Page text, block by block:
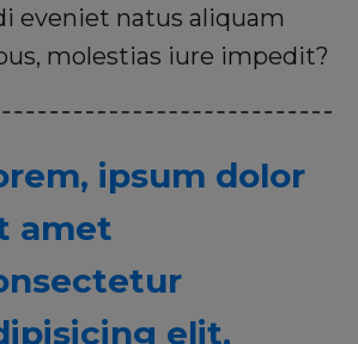
eveniet natus aliquam
molestias iure impedit?
ipsum dolor
amet
elit.